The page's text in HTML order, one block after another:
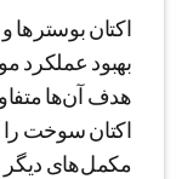
اکتان
بهبود عملکرد
هدف آن‌ها
اکتان سوخت
مکمل‌های